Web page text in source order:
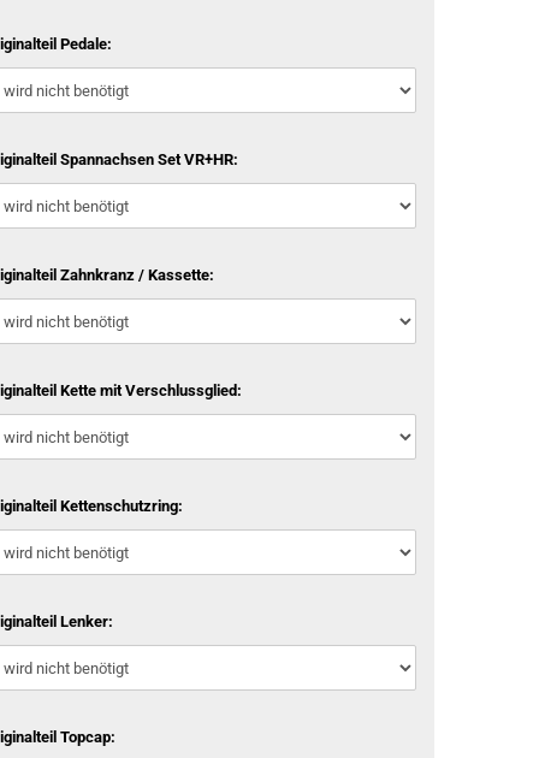
Pedale:
Spannachsen Set VR+HR:
Zahnkranz / Kassette:
Kette mit Verschlussglied:
Kettenschutzring:
Lenker:
Topcap: